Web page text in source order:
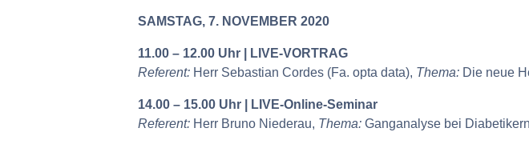
SAMSTAG, 7. NOVEMBER 2020
11.00 – 12.00 Uhr | LIVE-VORTRAG
Referent: Herr Sebastian Cordes (Fa. opta data), Thema: Die neue
14.00 – 15.00 Uhr | LIVE-Online-Seminar
Referent: Herr Bruno Niederau, Thema: Ganganalyse bei